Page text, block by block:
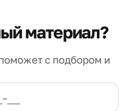
материал?
с подбором и